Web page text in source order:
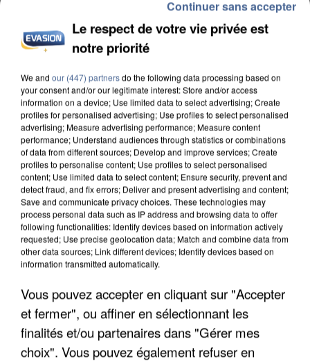
UN SECOND CADRE DE LA DZ MAFIA
INTERPELLÉ EN ALGÉRIE
UNE TOURISTE DE L’OISE EMPORTÉE PAR UNE
COULÉE DE BOUE EN HAUTE-SAVOIE
Le respect de votre vie privée est
notre priorité
We and our (447) partnersdo the following data processing based on
your consent and/or our legitimate interest: Store and/or access
information on a device; Use limited data to select advertising; Create
profiles for personalised advertising; Use profiles to select personalised
advertising; Measure advertising performance; Measure content
performance; Understand audiences through statistics or combinations
of data from different sources; Develop and improve services; Create
profiles to personalise content; Use profiles to select personalised
content; Use limited data to select content; Ensure security, prevent and
detect fraud, and fix errors; Deliver and present advertising and content;
Save and communicate privacy choices. These technologies may
process personal data such as IP address and browsing data to offer
following functionalities: Identify devices based on information actively
requested; Use precise geolocation data; Match and combine data from
other data sources; Link different devices; Identify devices based on
information transmitted automatically.
Vous pouvez accepter en cliquant sur "Accepter
et fermer", ou affiner en sélectionnant les
finalités et/ou partenaires dans "Gérer mes
choix". Vous pouvez également refuser en
Continuer sans accepter